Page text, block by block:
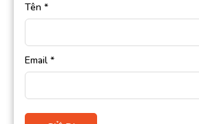
Tên *
Email *